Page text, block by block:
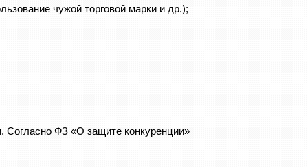
чужой торговой марки и др.);
Согласно ФЗ «О защите конкуренции»